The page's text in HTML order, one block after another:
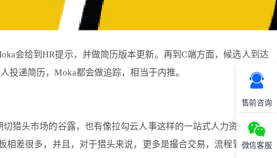
售前咨询
微信客服
会给到HR提示，并做简历版本更新。再到C端方面，候选人到达
投递简历，Moka都会做追踪，相当于内推。
猎头市场的谷露，也有像拉勾云人事这样的一站式人力资源系
差很多，并且，对于猎头来说，更多是撮合交易，流程管理可能